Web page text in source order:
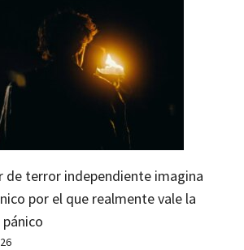
de terror independiente imagina
por el que realmente vale la